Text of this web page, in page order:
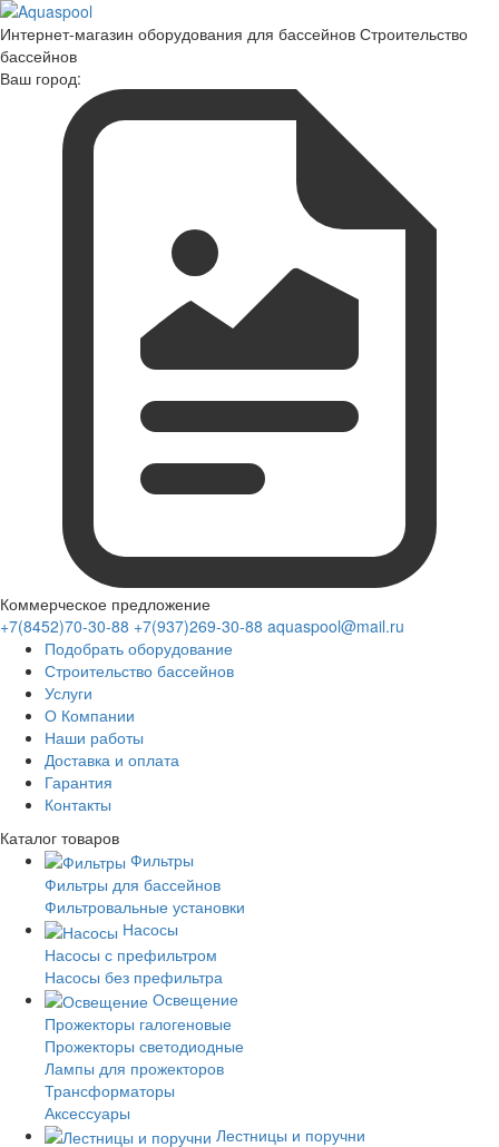
Интернет-магазин оборудования для бассейнов Строительство
бассейнов
Ваш город:
Коммерческое предложение
+7(8452)70-30-88 +7(937)269-30-88 aquaspool@mail.ru
Подобрать оборудование
Строительство бассейнов
Услуги
О Компании
Наши работы
Доставка и оплата
Гарантия
Контакты
Каталог товаров
Фильтры
Фильтры для бассейнов
Фильтровальные установки
Насосы
Насосы с префильтром
Насосы без префильтра
Освещение
Прожекторы галогеновые
Прожекторы светодиодные
Лампы для прожекторов
Трансформаторы
Аксессуары
Лестницы и поручни